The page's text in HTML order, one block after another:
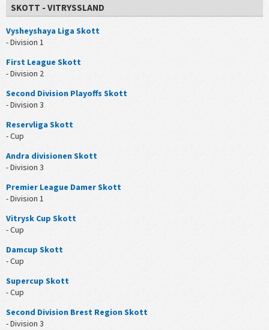
SKOTT - VITRYSSLAND
Vysheyshaya Liga Skott
- Division 1
First League Skott
- Division 2
Second Division Playoffs Skott
- Division 3
Reservliga Skott
- Cup
Andra divisionen Skott
- Division 3
Premier League Damer Skott
- Division 1
Vitrysk Cup Skott
- Cup
Damcup Skott
- Cup
Supercup Skott
- Cup
Second Division Brest Region Skott
- Division 3